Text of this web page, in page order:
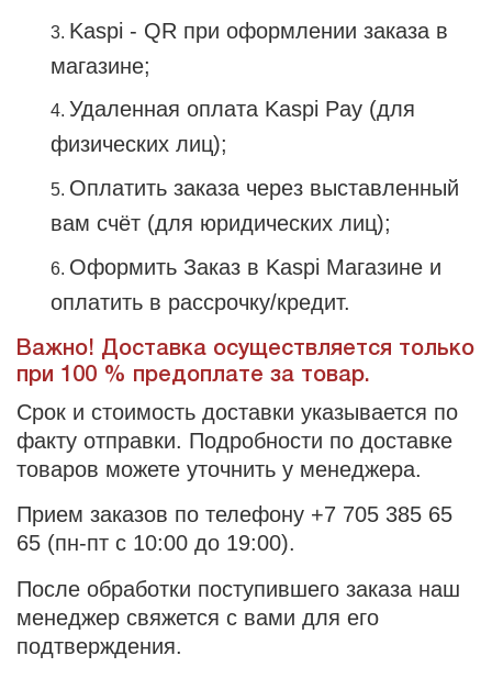
Kaspi - QR при оформлении заказа в
магазине;
Удаленная оплата Kaspi Pay (для
физических лиц);
Оплатить заказа через выставленный
вам счёт (для юридических лиц);
Оформить Заказ в Kaspi Магазине и
оплатить в рассрочку/кредит.
Важно! Доставка осуществляется только
при 100 % предоплате за товар.
Срок и стоимость доставки указывается по
факту отправки. Подробности по доставке
товаров можете уточнить у менеджера.
Прием заказов по телефону +7 705 385 65
65 (пн-пт с 10:00 до 19:00).
После обработки поступившего заказа наш
менеджер свяжется с вами для его
подтверждения.